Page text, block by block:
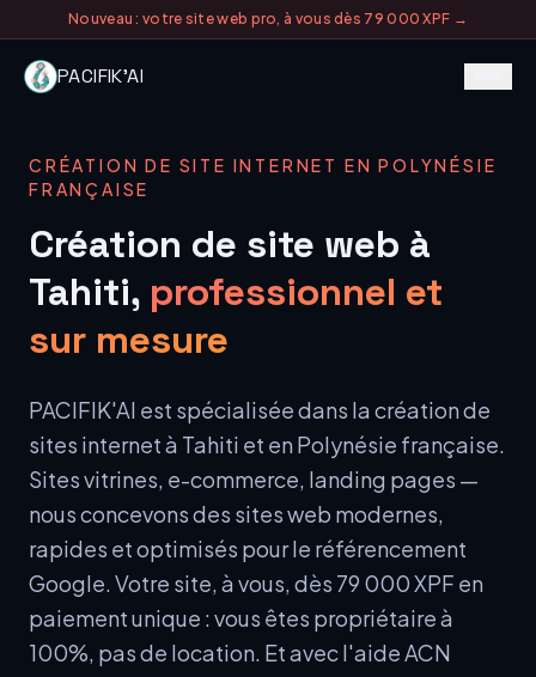
Nouveau : votre site web pro, à vous dès 79 000 XPF →
PACIFIK'AI
Chatbots IA
Automatisation
Extraction docs
Marketing IA
Contenu & visuels IA
Applications
Conseil digital
Calculateur de ROI
02 Expertise
SEO & Referencement IA
IA Conversationnelle 24/7
Sites Haute Conversion
Production Contenu x10
Zero Tache Manuelle
Growth & Acquisition IA
Transformation Digitale
03 Blog
05 Contact
Solutions
Chatbots IA
Automatisation
Extraction docs
Marketing IA
Contenu & visuels IA
Sites web
Applications
Conseil digital
Calculateur de ROI
Expertise
Production Contenu x10
Zero Tache Manuelle
Growth & Acquisition IA
Transformation Digitale
Blog
FAQ
Contact
CRÉATION DE SITE INTERNET EN POLYNÉSIE
FRANÇAISE
Création de site web à
Tahiti, professionnel et
sur mesure
PACIFIK'AI est spécialisée dans la création de
sites internet à Tahiti et en Polynésie française.
Sites vitrines, e-commerce, landing pages —
nous concevons des sites web modernes,
rapides et optimisés pour le référencement
Google. Votre site, à vous, dès 79 000 XPF en
paiement unique : vous êtes propriétaire à
100%, pas de location. Et avec l'aide ACN